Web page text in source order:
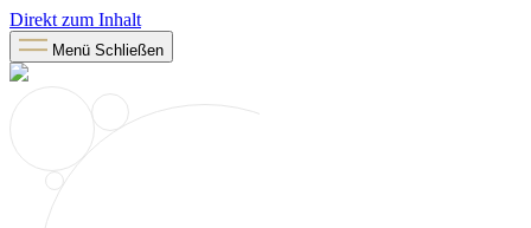
Direkt zum Inhalt
Menü Schließen